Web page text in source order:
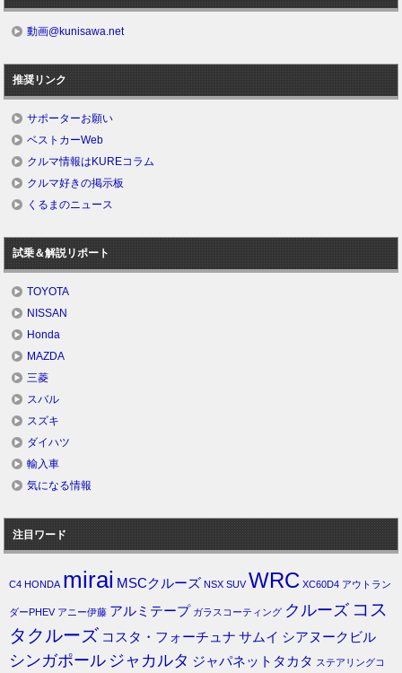
動画@kunisawa.net
推奨リンク
サポーターお願い
ベストカーWeb
クルマ情報はKUREコラム
クルマ好きの掲示板
くるまのニュース
試乗＆解説リポート
TOYOTA
NISSAN
Honda
MAZDA
三菱
スバル
スズキ
ダイハツ
輸入車
気になる情報
注目ワード
C4 HONDA mirai MSCクルーズ NSX SUV WRC XC60D4 アウトラン
ダーPHEV アニー伊藤 アルミテープ ガラスコーティング クルーズ コス
タクルーズ コスタ・フォーチュナ サムイ シアヌークビル
シンガポール ジャカルタ ジャパネットタカタ ステアリングコ